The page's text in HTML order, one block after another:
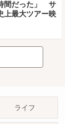
間だった」 サ
上最大ツアー映
ライフ